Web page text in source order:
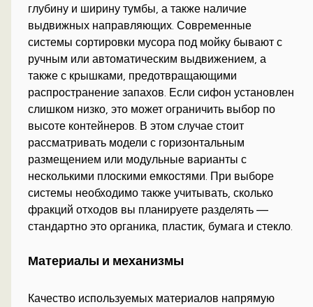
глубину и ширину тумбы, а также наличие
выдвижных направляющих. Современные
системы сортировки мусора под мойку бывают с
ручным или автоматическим выдвижением, а
также с крышками, предотвращающими
распространение запахов. Если сифон установлен
слишком низко, это может ограничить выбор по
высоте контейнеров. В этом случае стоит
рассматривать модели с горизонтальным
размещением или модульные варианты с
несколькими плоскими емкостями. При выборе
системы необходимо также учитывать, сколько
фракций отходов вы планируете разделять —
стандартно это органика, пластик, бумага и стекло.
Материалы и механизмы
Качество используемых материалов напрямую